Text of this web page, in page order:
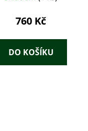
760 Kč
DO KOŠÍKU